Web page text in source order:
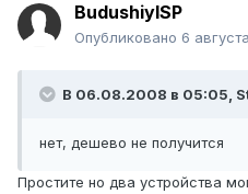
BudushiyISP
Опубликовано 6
В 06.08.2008 в 05:05,
нет, дешево не получится
Простите но два устройства